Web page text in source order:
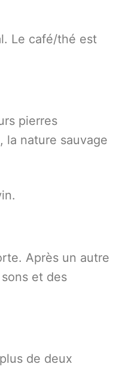
Le café/thé est
pierres
la nature sauvage
Après un autre
et des
de deux